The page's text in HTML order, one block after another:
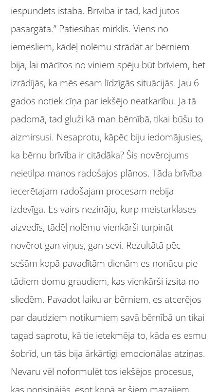
iespundēts istabā. Brīvība ir tad, kad jūtos
pasargāta.” Patiesības mirklis. Viens no
iemesliem, kādēļ nolēmu strādāt ar bērniem
bija, lai mācītos no viņiem spēju būt brīviem, bet
izrādījās, ka mēs esam līdzīgās situācijās. Jau 6
gados notiek cīņa par iekšējo neatkarību. Ja tā
padomā, tad gluži kā man bērnībā, tikai būšu to
aizmirsusi. Nesaprotu, kāpēc biju iedomājusies,
ka bērnu brīvība ir citādāka? Šis novērojums
neietilpa manos radošajos plānos. Tāda brīvība
iecerētajam radošajam procesam nebija
izdevīga. Es vairs nezināju, kurp meistarklases
aizvedīs, tādēļ nolēmu vienkārši turpināt
novērot gan viņus, gan sevi. Rezultātā pēc
sešām kopā pavadītām dienām es nonācu pie
tādiem domu graudiem, kas vienkārši izsita no
sliedēm. Pavadot laiku ar bērniem, es atcerējos
par daudziem notikumiem savā bērnībā un tikai
tagad saprotu, kā tie ietekmēja to, kāda es esmu
šobrīd, un tās bija ārkārtīgi emocionālas atziņas.
Nevaru vēl noformulēt tos iekšējos procesus,